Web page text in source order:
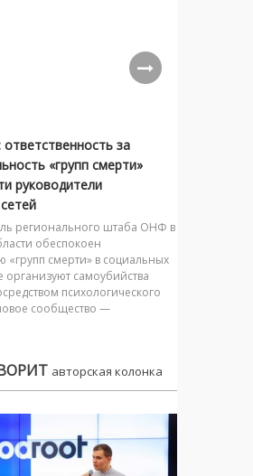
за
«групп смерти»
руководители
регионального штаба ОНФ в
обеспокоен
«групп смерти» в социальных
организуют самоубийства
психологического
сообщество —
авторская колонка